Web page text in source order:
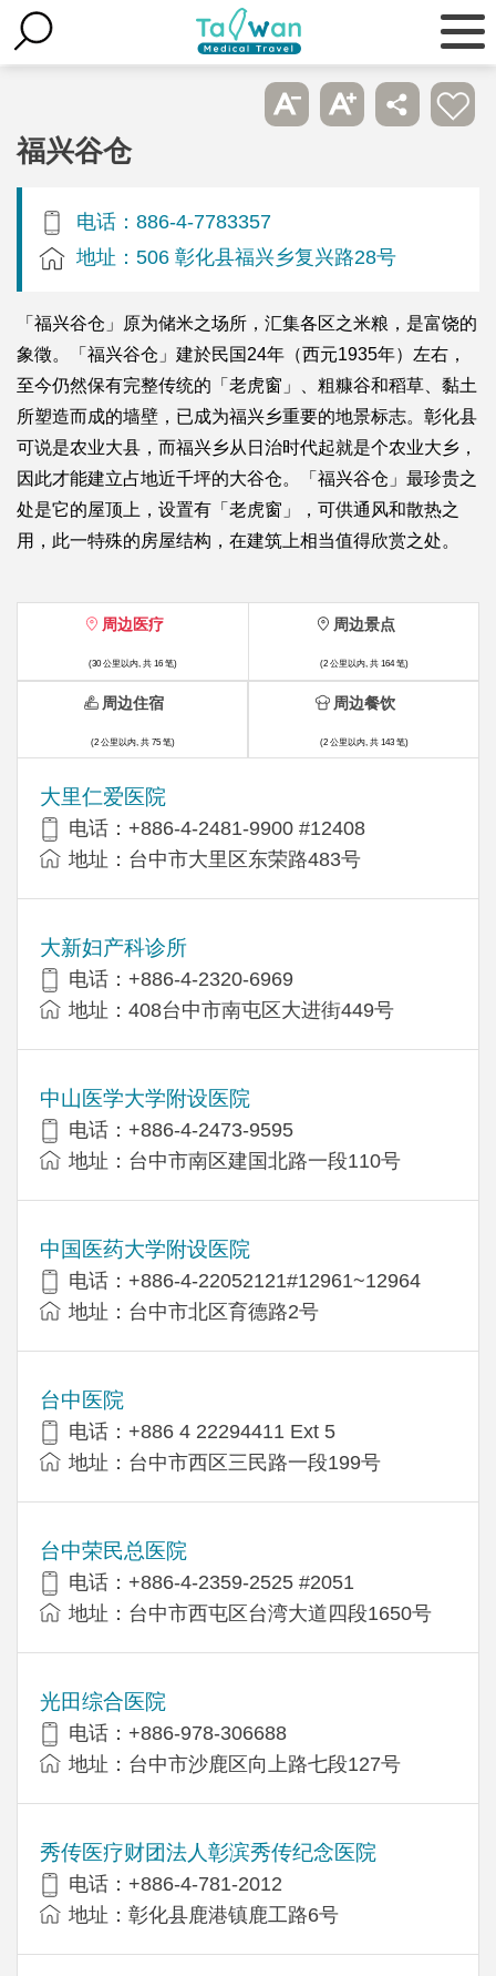
福兴谷仓
电话：886-4-7783357
地址：506 彰化县福兴乡复兴路28号
「福兴谷仓」原为储米之场所，汇集各区之米粮，是富饶的
象徵。「福兴谷仓」建於民国24年（西元1935年）左右，
至今仍然保有完整传统的「老虎窗」、粗糠谷和稻草、黏土
所塑造而成的墙壁，已成为福兴乡重要的地景标志。彰化县
可说是农业大县，而福兴乡从日治时代起就是个农业大乡，
因此才能建立占地近千坪的大谷仓。「福兴谷仓」最珍贵之
处是它的屋顶上，设置有「老虎窗」，可供通风和散热之
用，此一特殊的房屋结构，在建筑上相当值得欣赏之处。
周边医疗
(30 公里以内, 共 16 笔)
大里仁爱医院
电话：+886-4-2481-9900 #12408
地址：台中市大里区东荣路483号
大新妇产科诊所
电话：+886-4-2320-6969
地址：408台中市南屯区大进街449号
中山医学大学附设医院
电话：+886-4-2473-9595
地址：台中市南区建国北路一段110号
中国医药大学附设医院
电话：+886-4-22052121#12961~12964
地址：台中市北区育德路2号
台中医院
电话：+886 4 22294411 Ext 5
地址：台中市西区三民路一段199号
台中荣民总医院
电话：+886-4-2359-2525 #2051
地址：台中市西屯区台湾大道四段1650号
光田综合医院
电话：+886-978-306688
地址：台中市沙鹿区向上路七段127号
秀传医疗财团法人彰滨秀传纪念医院
电话：+886-4-781-2012
地址：彰化县鹿港镇鹿工路6号
周边景点
(2 公里以内, 共 164 笔)
周边住宿
(2 公里以内, 共 75 笔)
周边餐饮
(2 公里以内, 共 143 笔)